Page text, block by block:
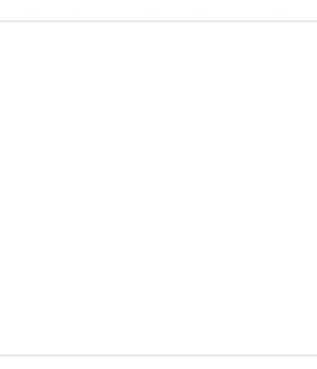
analizándolo activamente
sobre cómo se procesan sus
de redes sociales, publicidad y